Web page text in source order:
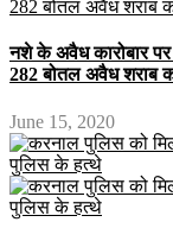
नशे के अवैध कारोबार
282 बोतल अवैध शराब
June 15, 2020